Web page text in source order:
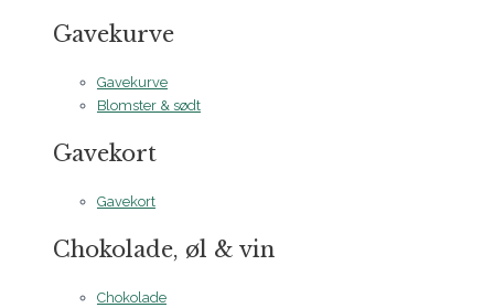
Gavekurve
Gavekurve
Blomster & sødt
Gavekort
Gavekort
Chokolade, øl & vin
Chokolade